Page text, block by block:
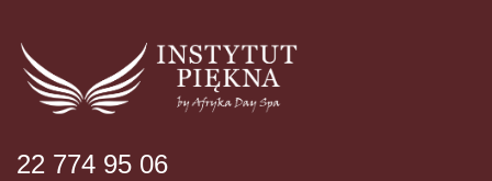
22 774 95 06